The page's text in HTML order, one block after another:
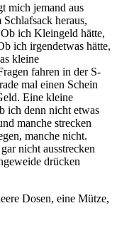
mich jemand aus
heraus,
ich Kleingeld hätte,
ich irgendetwas hätte,
kleine
fahren in der S-
mal einen Schein
Eine kleine
ich denn nicht etwas
manche strecken
manche nicht.
nicht ausstrecken
drücken
Dosen, eine Mütze,